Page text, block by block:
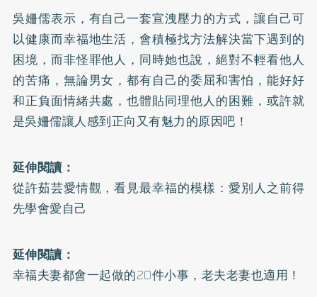
吳姍儒表示，有自己一套宣洩壓力的方式，讓自己可
以健康而幸福地生活，會積極找方法解決當下遇到的
困境，而非怪罪他人，同時她也說，絕對不輕看他人
的苦痛，無論男女，都有自己的委屈和害怕，能好好
和正負面情緒共處，也體貼同理他人的困難，或許就
是吳姍儒讓人感到正向又有魅力的原因吧！
延伸閱讀：
從許茹芸愛情觀，看見最幸福的模樣：愛別人之前得
先學會愛自己
延伸閱讀：
幸福夫妻都會一起做的20件小事，老夫老妻也適用！